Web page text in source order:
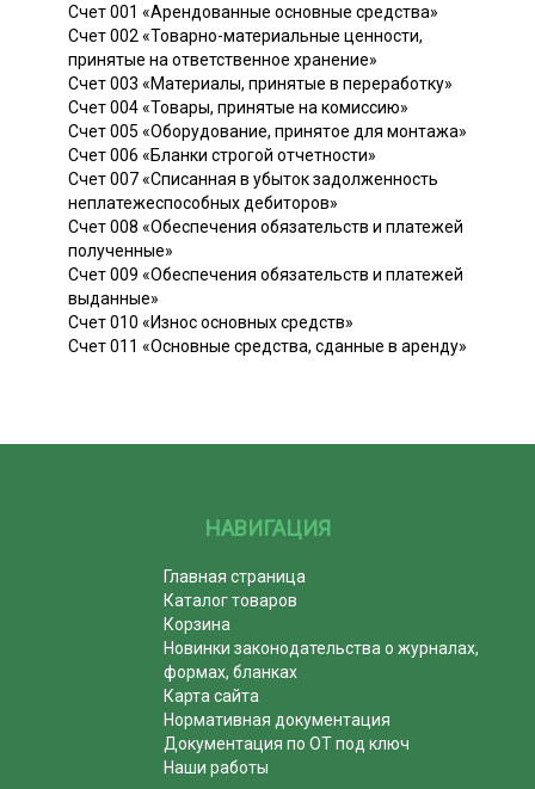
Счет 001 «Арендованные основные средства»
Счет 002 «Товарно-материальные ценности,
принятые на ответственное хранение»
Счет 003 «Материалы, принятые в переработку»
Счет 004 «Товары, принятые на комиссию»
Счет 005 «Оборудование, принятое для монтажа»
Счет 006 «Бланки строгой отчетности»
Счет 007 «Списанная в убыток задолженность
неплатежеспособных дебиторов»
Счет 008 «Обеспечения обязательств и платежей
полученные»
Счет 009 «Обеспечения обязательств и платежей
выданные»
Счет 010 «Износ основных средств»
Счет 011 «Основные средства, сданные в аренду»
НАВИГАЦИЯ
Главная страница
Каталог товаров
Корзина
Новинки законодательства о журналах,
формах, бланках
Карта сайта
Нормативная документация
Документация по ОТ под ключ
Наши работы